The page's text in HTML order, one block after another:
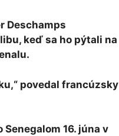
Deschamps
keď sa ho pýtali na
povedal francúzsky
16. júna v